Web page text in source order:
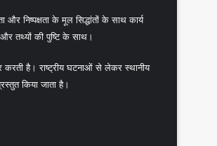
निष्पक्षता के मूल सिद्धांतों के साथ कार्य
और तथ्यों की पुष्टि के साथ।
है। राष्ट्रीय घटनाओं से लेकर स्थानीय
किया जाता है।